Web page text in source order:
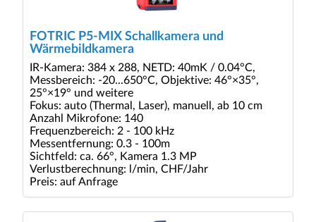
FOTRIC P5-MIX Schallkamera und
Wärmebildkamera
IR-Kamera: 384 x 288, NETD: 40mK / 0.04°C,
Messbereich: -20...650°C, Objektive: 46°×35°,
25°×19° und weitere
Fokus: auto (Thermal, Laser), manuell, ab 10 cm
Anzahl Mikrofone: 140
Frequenzbereich: 2 - 100 kHz
Messentfernung: 0.3 - 100m
Sichtfeld: ca. 66°, Kamera 1.3 MP
Verlustberechnung: l/min, CHF/Jahr
Preis: auf Anfrage